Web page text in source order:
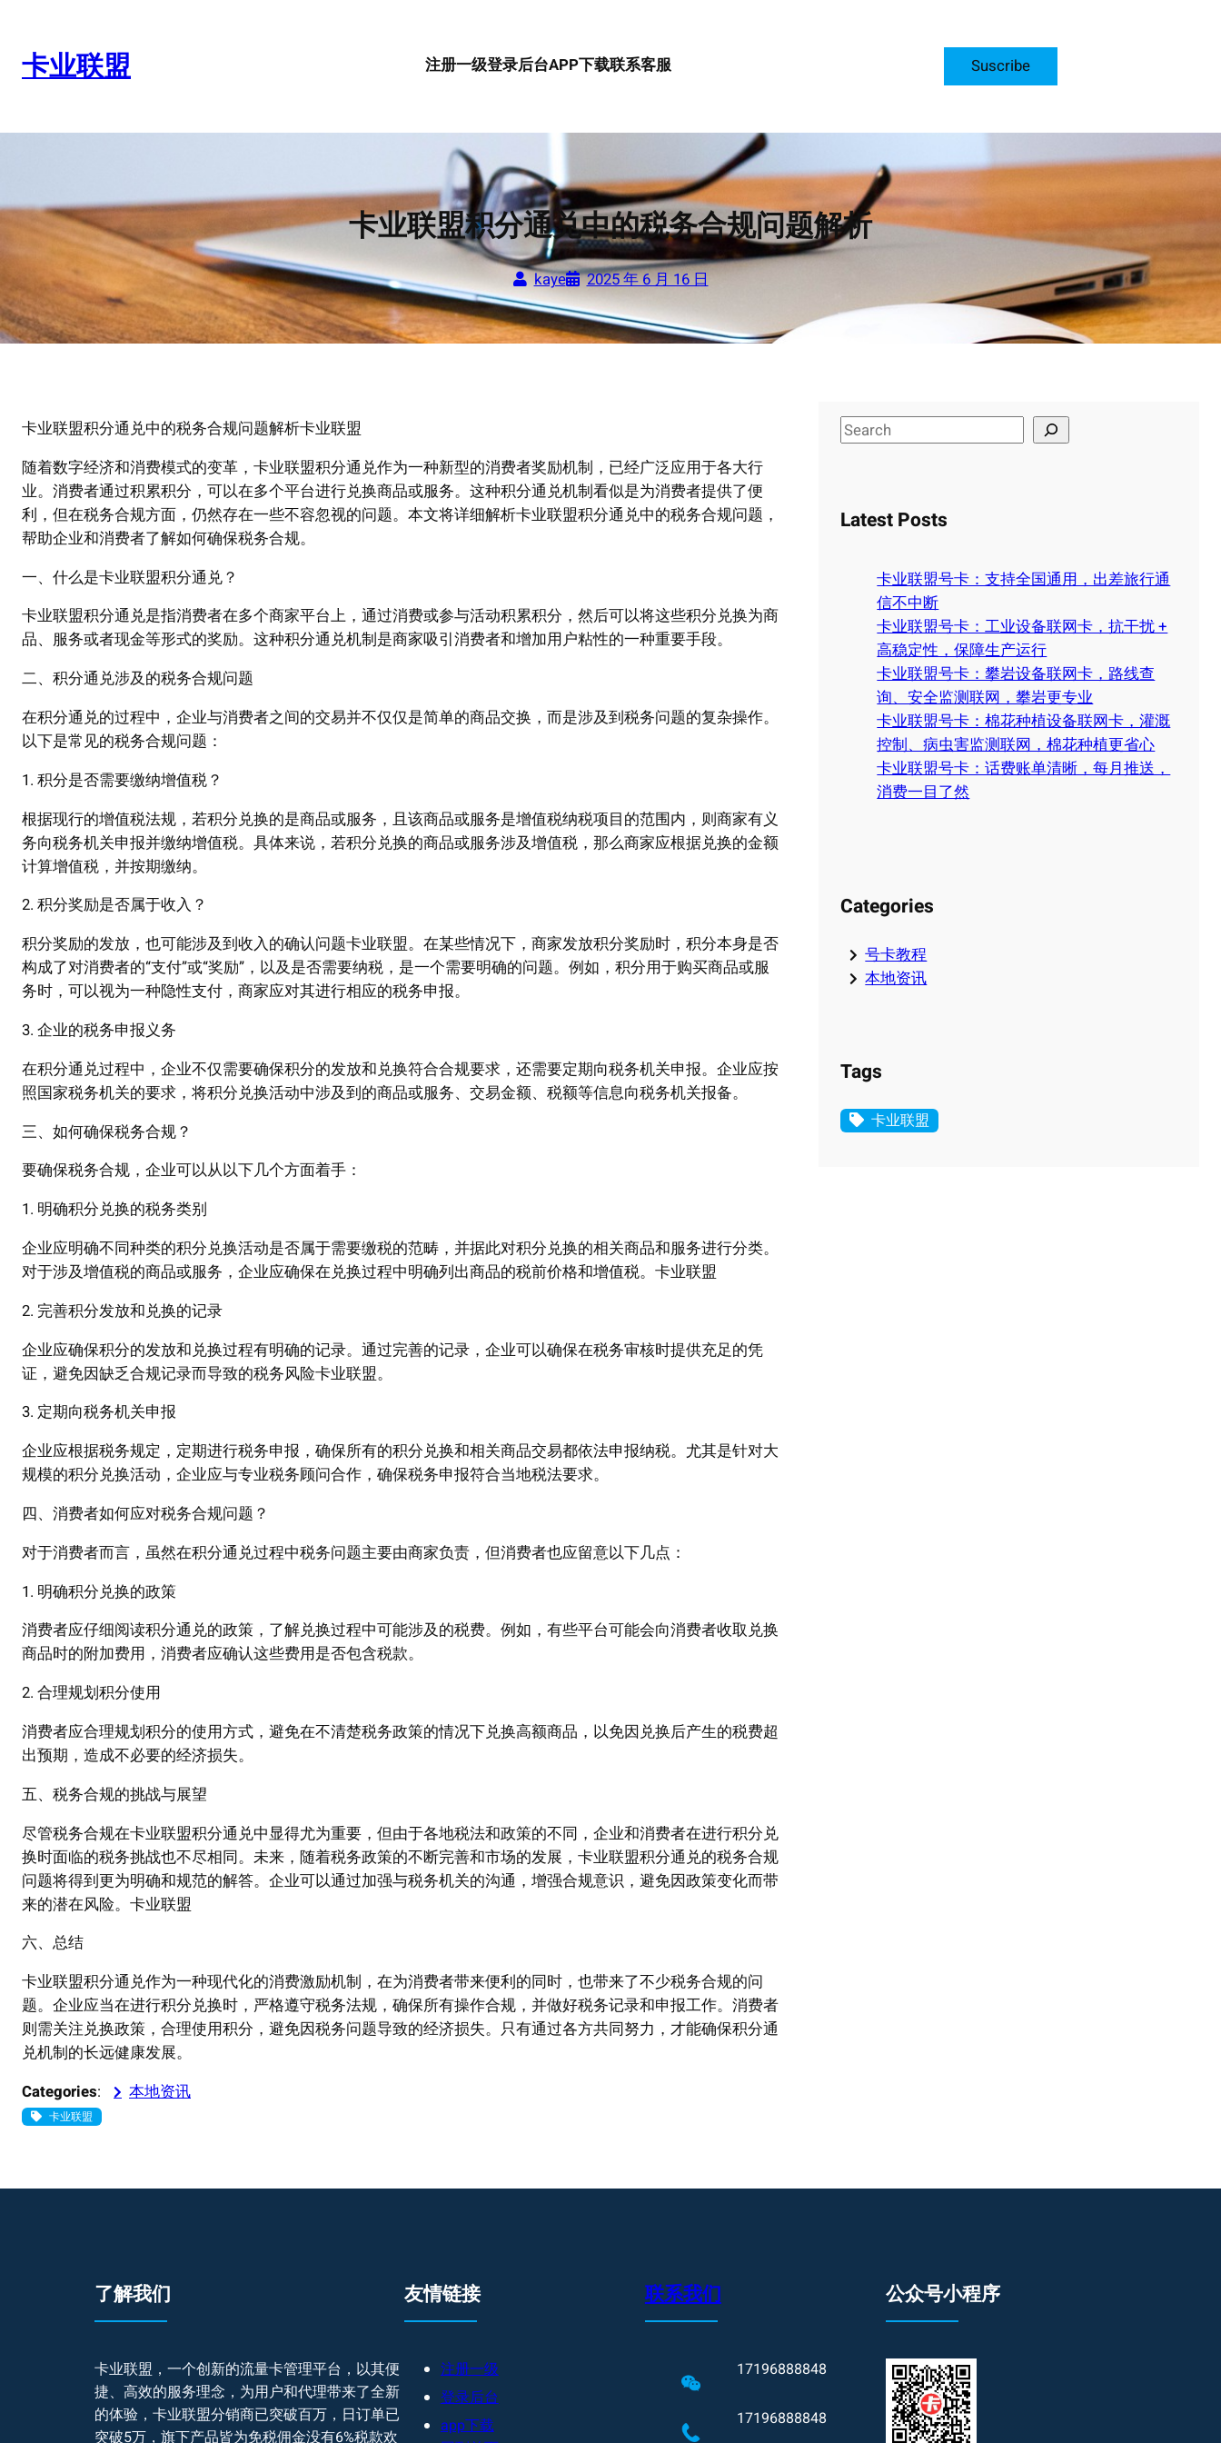
卡业联盟 注册一级登录后台APP下载联系客服 Suscribe
卡业联盟积分通兑中的税务合规问题解析
kaye 2025 年 6 月 16 日
卡业联盟积分通兑中的税务合规问题解析卡业联盟
随着数字经济和消费模式的变革，卡业联盟积分通兑作为一种新型的消费者奖励机制，已经广泛应用于各大行
业。消费者通过积累积分，可以在多个平台进行兑换商品或服务。这种积分通兑机制看似是为消费者提供了便
利，但在税务合规方面，仍然存在一些不容忽视的问题。本文将详细解析卡业联盟积分通兑中的税务合规问题，
帮助企业和消费者了解如何确保税务合规。
一、什么是卡业联盟积分通兑？
卡业联盟积分通兑是指消费者在多个商家平台上，通过消费或参与活动积累积分，然后可以将这些积分兑换为商
品、服务或者现金等形式的奖励。这种积分通兑机制是商家吸引消费者和增加用户粘性的一种重要手段。
二、积分通兑涉及的税务合规问题
在积分通兑的过程中，企业与消费者之间的交易并不仅仅是简单的商品交换，而是涉及到税务问题的复杂操作。
以下是常见的税务合规问题：
1. 积分是否需要缴纳增值税？
根据现行的增值税法规，若积分兑换的是商品或服务，且该商品或服务是增值税纳税项目的范围内，则商家有义
务向税务机关申报并缴纳增值税。具体来说，若积分兑换的商品或服务涉及增值税，那么商家应根据兑换的金额
计算增值税，并按期缴纳。
2. 积分奖励是否属于收入？
积分奖励的发放，也可能涉及到收入的确认问题卡业联盟。在某些情况下，商家发放积分奖励时，积分本身是否
构成了对消费者的“支付”或“奖励”，以及是否需要纳税，是一个需要明确的问题。例如，积分用于购买商品或服
务时，可以视为一种隐性支付，商家应对其进行相应的税务申报。
3. 企业的税务申报义务
在积分通兑过程中，企业不仅需要确保积分的发放和兑换符合合规要求，还需要定期向税务机关申报。企业应按
照国家税务机关的要求，将积分兑换活动中涉及到的商品或服务、交易金额、税额等信息向税务机关报备。
三、如何确保税务合规？
要确保税务合规，企业可以从以下几个方面着手：
1. 明确积分兑换的税务类别
企业应明确不同种类的积分兑换活动是否属于需要缴税的范畴，并据此对积分兑换的相关商品和服务进行分类。
对于涉及增值税的商品或服务，企业应确保在兑换过程中明确列出商品的税前价格和增值税。卡业联盟
2. 完善积分发放和兑换的记录
企业应确保积分的发放和兑换过程有明确的记录。通过完善的记录，企业可以确保在税务审核时提供充足的凭
证，避免因缺乏合规记录而导致的税务风险卡业联盟。
3. 定期向税务机关申报
企业应根据税务规定，定期进行税务申报，确保所有的积分兑换和相关商品交易都依法申报纳税。尤其是针对大
规模的积分兑换活动，企业应与专业税务顾问合作，确保税务申报符合当地税法要求。
四、消费者如何应对税务合规问题？
对于消费者而言，虽然在积分通兑过程中税务问题主要由商家负责，但消费者也应留意以下几点：
1. 明确积分兑换的政策
消费者应仔细阅读积分通兑的政策，了解兑换过程中可能涉及的税费。例如，有些平台可能会向消费者收取兑换
商品时的附加费用，消费者应确认这些费用是否包含税款。
2. 合理规划积分使用
消费者应合理规划积分的使用方式，避免在不清楚税务政策的情况下兑换高额商品，以免因兑换后产生的税费超
出预期，造成不必要的经济损失。
五、税务合规的挑战与展望
尽管税务合规在卡业联盟积分通兑中显得尤为重要，但由于各地税法和政策的不同，企业和消费者在进行积分兑
换时面临的税务挑战也不尽相同。未来，随着税务政策的不断完善和市场的发展，卡业联盟积分通兑的税务合规
问题将得到更为明确和规范的解答。企业可以通过加强与税务机关的沟通，增强合规意识，避免因政策变化而带
来的潜在风险。卡业联盟
六、总结
卡业联盟积分通兑作为一种现代化的消费激励机制，在为消费者带来便利的同时，也带来了不少税务合规的问
题。企业应当在进行积分兑换时，严格遵守税务法规，确保所有操作合规，并做好税务记录和申报工作。消费者
则需关注兑换政策，合理使用积分，避免因税务问题导致的经济损失。只有通过各方共同努力，才能确保积分通
兑机制的长远健康发展。
Categories: 本地资讯
卡业联盟
S
e
c
Latest Posts
卡业联盟号卡：支持全国通用，出差旅行通
信不中断
卡业联盟号卡：工业设备联网卡，抗干扰 +
高稳定性，保障生产运行
卡业联盟号卡：攀岩设备联网卡，路线查
询、安全监测联网，攀岩更专业
卡业联盟号卡：棉花种植设备联网卡，灌溉
控制、病虫害监测联网，棉花种植更省心
卡业联盟号卡：话费账单清晰，每月推送，
消费一目了然
Categories
号卡教程
本地资讯
Tags
卡业联盟
了解我们
卡业联盟，一个创新的流量卡管理平台，以其便
捷、高效的服务理念，为用户和代理带来了全新
的体验，卡业联盟分销商已突破百万，日订单已
突破5万，旗下产品皆为免税佣金没有6%税款欢
友情链接
注册一级
登录后台
app下载
联系我们
17196888848
17196888848
公众号小程序